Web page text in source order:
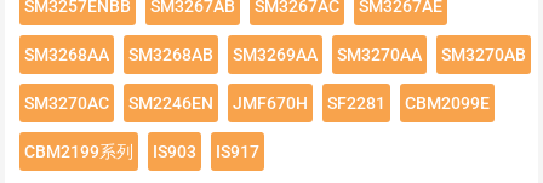
SM3257ENBB SM3267AB SM3267AC SM3267AE
SM3268AA SM3268AB SM3269AA SM3270AA SM3270AB
SM3270AC SM2246EN JMF670H SF2281 CBM2099E
CBM2199系列 IS903 IS917